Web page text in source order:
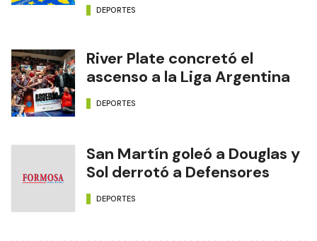
DEPORTES
River Plate concretó el
ascenso a la Liga Argentina
DEPORTES
San Martín goleó a Douglas y
Sol derrotó a Defensores
DEPORTES